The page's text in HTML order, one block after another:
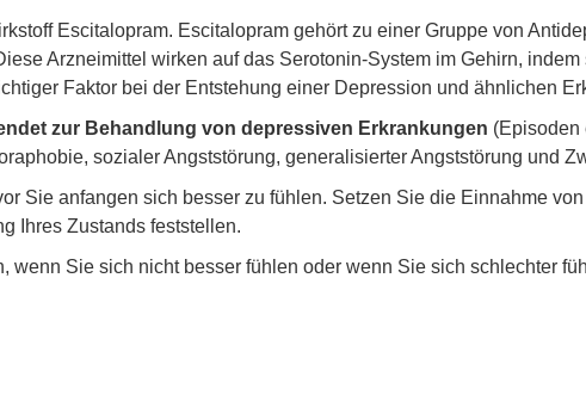
Escitalopram. Escitalopram gehört zu einer Gruppe von
Arzneimittel wirken auf das Serotonin-System im Gehirn,
Faktor bei der Entstehung einer Depression und ähnlichen
zur Behandlung von depressiven Erkrankungen (Episoden
sozialer Angststörung, generalisierter Angststörung und
Sie anfangen sich besser zu fühlen. Setzen Sie die Einnahme
Ihres Zustands feststellen.
wenn Sie sich nicht besser fühlen oder wenn Sie sich schlechter